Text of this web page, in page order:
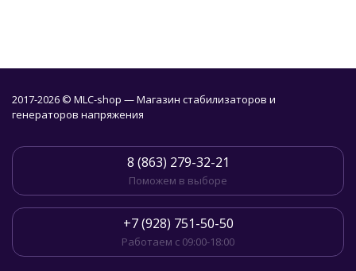
2017-2026 © MLC-shop — Магазин стабилизаторов и
генераторов напряжения
8 (863) 279-32-21
Поможем в выборе
+7 (928) 751-50-50
Работаем с 09:00-18:00